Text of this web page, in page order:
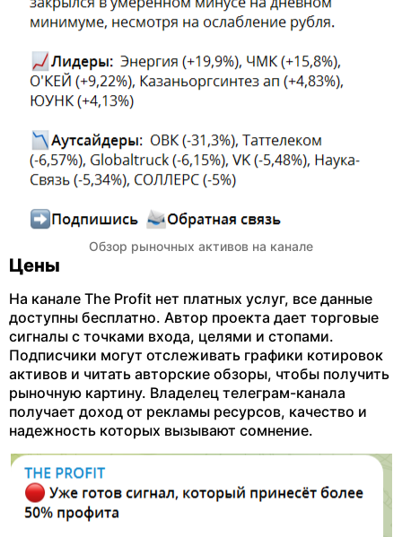
Обзор рыночных активов на канале
Цены
На канале The Profit нет платных услуг, все данные
доступны бесплатно. Автор проекта дает торговые
сигналы с точками входа, целями и стопами.
Подписчики могут отслеживать графики котировок
активов и читать авторские обзоры, чтобы получить
рыночную картину. Владелец телеграм-канала
получает доход от рекламы ресурсов, качество и
надежность которых вызывают сомнение.